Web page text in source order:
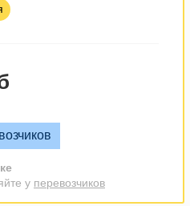
у перевозчиков